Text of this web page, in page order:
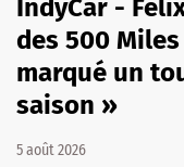
IndyCar -
des 500
marqué un
saison »
5 août 2026